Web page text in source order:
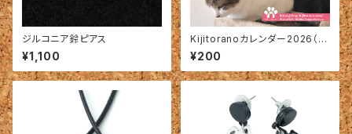
ジルコニア鈴ピアス
¥1,100
Kijitoranoカレンダー2026（C
Dサイズ置型）
¥200